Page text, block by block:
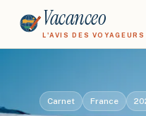
Vacanceo
L'AVIS DES
Carnet France